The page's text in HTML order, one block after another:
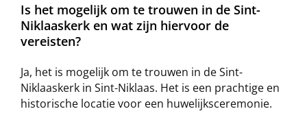
Is het mogelijk om te trouwen in de Sint-
Niklaaskerk en wat zijn hiervoor de
vereisten?
Ja, het is mogelijk om te trouwen in de Sint-
Niklaaskerk in Sint-Niklaas. Het is een prachtige en
historische locatie voor een huwelijksceremonie.